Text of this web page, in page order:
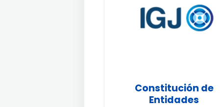
Constitución de
Entidades